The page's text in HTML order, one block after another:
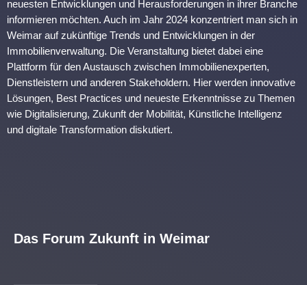
neuesten Entwicklungen und Herausforderungen in ihrer Branche
informieren möchten. Auch im Jahr 2024 konzentriert man sich in
Weimar auf zukünftige Trends und Entwicklungen in der
Immobilienverwaltung. Die Veranstaltung bietet dabei eine
Plattform für den Austausch zwischen Immobilienexperten,
Dienstleistern und anderen Stakeholdern. Hier werden innovative
Lösungen, Best Practices und neueste Erkenntnisse zu Themen
wie Digitalisierung, Zukunft der Mobilität, Künstliche Intelligenz
und digitale Transformation diskutiert.
Das Forum Zukunft in Weimar